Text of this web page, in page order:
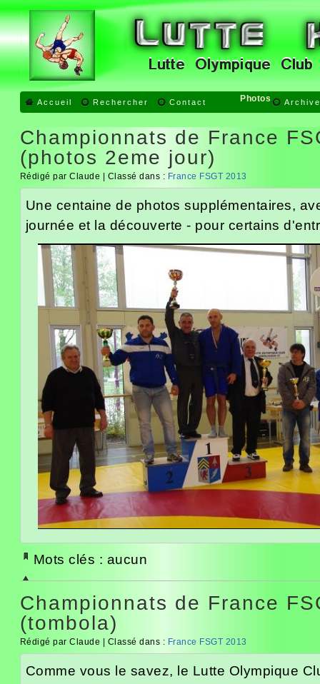
Accueil Rechercher Contact Photos
Championnats de France
(photos 2eme jour)
Rédigé par Claude | Classé dans : France FSGT 2013
Une centaine de photos supplémentaires,
journée et la découverte - pour certains
Mots clés : aucun
Championnats de France
(tombola)
Rédigé par Claude | Classé dans : France FSGT 2013
Comme vous le savez, le Lutte Olympique